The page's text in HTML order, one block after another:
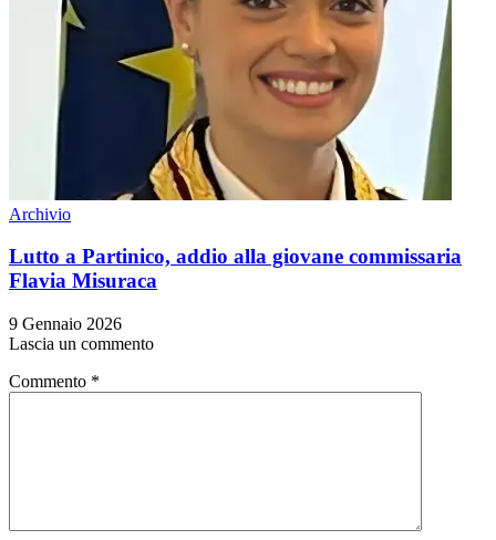
Archivio
Lutto a Partinico, addio alla giovane commissaria
Flavia Misuraca
9 Gennaio 2026
Lascia un commento
Commento *